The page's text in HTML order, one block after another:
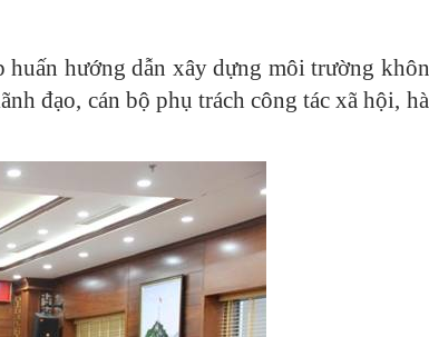
hướng dẫn xây dựng môi trường
đạo, cán bộ phụ trách công tác xã hội,